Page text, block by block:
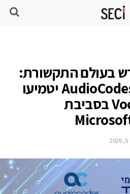
בעולם התקשורת:
בזק בינלאומי ו-AudioCodes יטמיעו
את פתרון Voca CIC בסביבת